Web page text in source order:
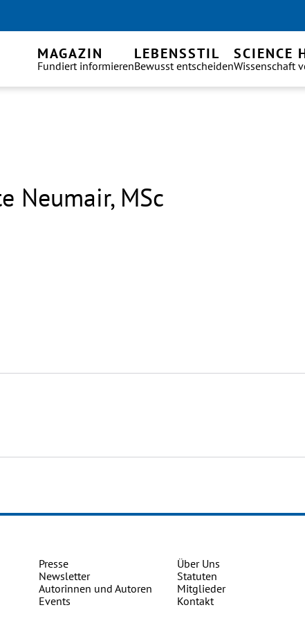
MAGAZIN
Fundiert informieren
LEBENSSTIL
Bewusst entscheiden
SCIENCE
Wissenschaft
Neumair, MSc
Presse
Newsletter
Autorinnen und Autoren
Events
Über Uns
Statuten
Mitglieder
Kontakt